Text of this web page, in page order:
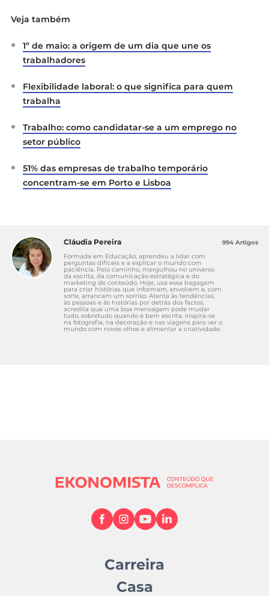
Veja também
1º de maio: a origem de um dia que une os
trabalhadores
Flexibilidade laboral: o que significa para quem
trabalha
Trabalho: como candidatar-se a um emprego no
setor público
51% das empresas de trabalho temporário
concentram-se em Porto e Lisboa
Cláudia Pereira
Formada em Educação, aprendeu a lidar com
perguntas difíceis e a explicar o mundo com
paciência. Pelo caminho, mergulhou no universo
da escrita, da comunicação estratégica e do
marketing de conteúdo. Hoje, usa essa bagagem
para criar histórias que informam, envolvem e, com
sorte, arrancam um sorriso. Atenta às tendências,
às pessoas e às histórias por detrás dos factos,
acredita que uma boa mensagem pode mudar
tudo, sobretudo quando é bem escrita. Inspira-se
na fotografia, na decoração e nas viagens para ver o
mundo com novos olhos e alimentar a criatividade.
994 Artigos
Carreira
Casa